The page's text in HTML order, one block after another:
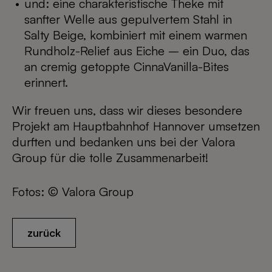
und: eine charakteristische Theke mit
sanfter Welle aus gepulvertem Stahl in
Salty Beige, kombiniert mit einem warmen
Rundholz-Relief aus Eiche – ein Duo, das
an cremig getoppte CinnaVanilla-Bites
erinnert.
Wir freuen uns, dass wir dieses besondere
Projekt am Hauptbahnhof Hannover umsetzen
durften und bedanken uns bei der Valora
Group für die tolle Zusammenarbeit!
Fotos: © Valora Group
zurück